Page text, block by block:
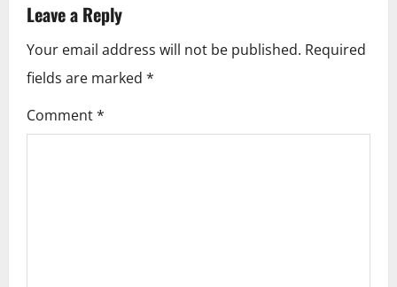
a
v
i
g
Leave a Reply
Your email address will not be published. Required
fields are marked *
Comment*